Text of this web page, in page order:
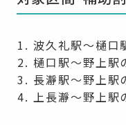
波久礼駅～樋
樋口駅～野上
長瀞駅～野上
上長瀞～野上